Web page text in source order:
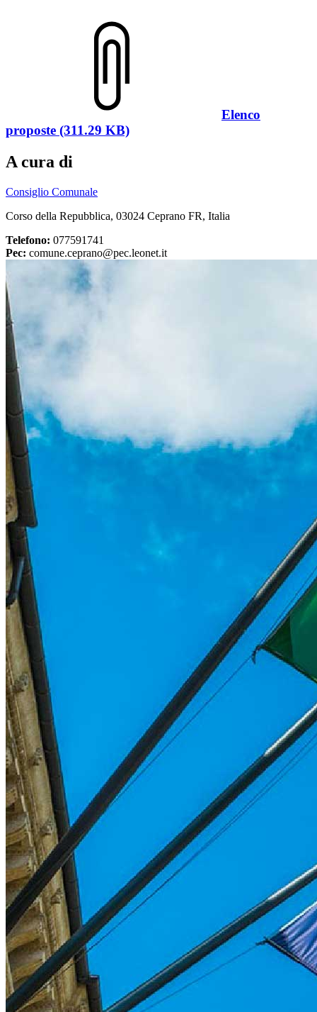
Elenco
proposte (311.29 KB)
A cura di
Consiglio Comunale
Corso della Repubblica, 03024 Ceprano FR, Italia
Telefono: 077591741
Pec: comune.ceprano@pec.leonet.it